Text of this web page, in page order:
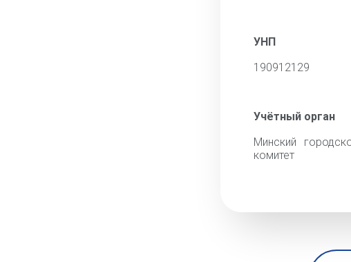
УНП
190912129
Учётный орган
Минский
комитет